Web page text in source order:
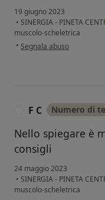
19 giugno 2023
• SINERGIA - PINETA
muscolo-scheletrica
• secondo l'opinione
Segnala abuso
F C Numero di
Nello spiegare è
consigli
24 maggio 2023
• SINERGIA - PINETA
muscolo-scheletrica